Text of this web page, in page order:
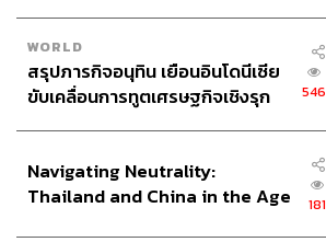
WORLD
สรุปภารกิจอนุทิน เยือนอินโดนีเซีย
ขับเคลื่อนการทูตเศรษฐกิจเชิงรุก
546
Navigating Neutrality:
Thailand and China in the Age
181